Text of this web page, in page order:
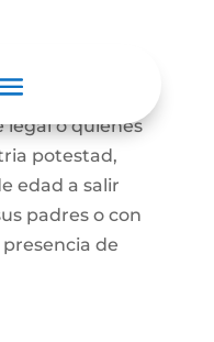
temporal
el cual los
legal o quienes
potestad,
edad a salir
padres o con
de